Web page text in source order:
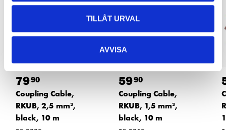
TILLÅT URVAL
AVVISA
7990
Coupling Cable,
RKUB, 2,5 mm²,
black, 10 m
5990
Coupling Cable,
RKUB, 1,5 mm²,
black, 10 m